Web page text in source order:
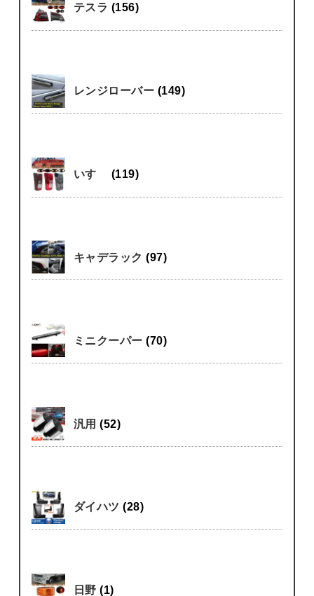
テスラ (156)
レンジローバー (149)
いすゞ (119)
キャデラック(97)
ミニクーパー(70)
汎用(52)
ダイハツ(28)
日野(1)